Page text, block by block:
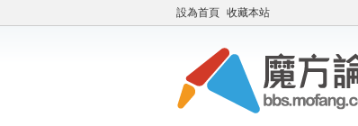
設為首頁 收藏本站